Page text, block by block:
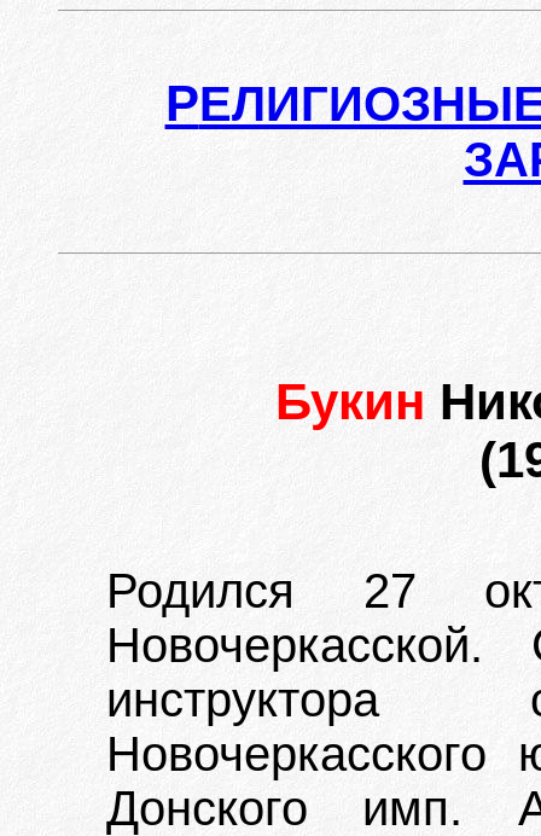
Р
Букин
Родился 27
инструктора
Новочеркасского
Донского имп.